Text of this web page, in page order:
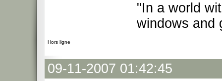
"In a world
windows and
Hors ligne
09-11-2007 01:42:45